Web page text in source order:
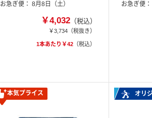
お急ぎ便
8月8日（土）
￥4,032（税込）
￥3,734（税抜き）
1本あたり￥42（税込）
お急ぎ便
本気プライス オリ